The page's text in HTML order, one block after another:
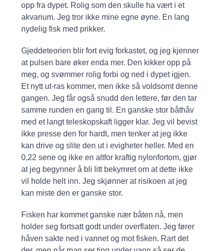
opp fra dypet. Rolig som den skulle ha vært i et
akvarium. Jeg tror ikke mine egne øyne. En lang
nydelig fisk med prikker.
Gjeddeteorien blir fort evig forkastet, og jeg kjenner
at pulsen bare øker enda mer. Den kikker opp på
meg, og svømmer rolig forbi og ned i dypet igjen.
Et nytt ut-ras kommer, men ikke så voldsomt denne
gangen. Jeg får også snudd den lettere, før den tar
samme runden en gang til. En ganske stor båthåv
med et langt teleskopskaft ligger klar. Jeg vil bevist
ikke presse den for hardt, men tenker at jeg ikke
kan drive og slite den ut i evigheter heller. Med en
0,22 sene og ikke en altfor kraftig nylonfortom, gjør
at jeg begynner å bli litt bekymret om at dette ikke
vil holde helt inn. Jeg skjønner at risikoen at jeg
kan miste den er ganske stor.
Fisken har kommet ganske nær båten nå, men
holder seg fortsatt godt under overflaten. Jeg fører
håven sakte ned i vannet og mot fisken. Rart det